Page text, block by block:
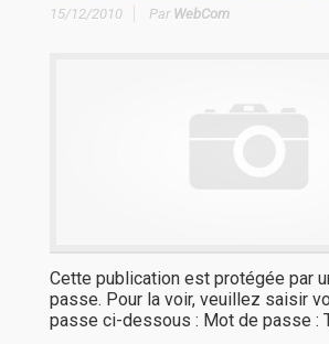
15/12/2010 Par WebCom
Cette publication est protégée par
passe. Pour la voir, veuillez saisir
passe ci-dessous : Mot de passe :